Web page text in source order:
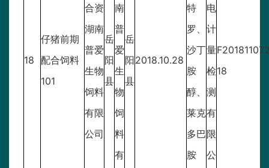
18
仔猪前期
配合饲料
101
合资
湖南
普爱
生物
饲料
有限
公司
岳
阳
县
南
普
爱
生
物
饲
料
有
岳
阳
县
2018.10.28
特
罗、
沙丁
胺
醇、
莱克
多巴
胺
电
计
量
检
测
有
限
公
18